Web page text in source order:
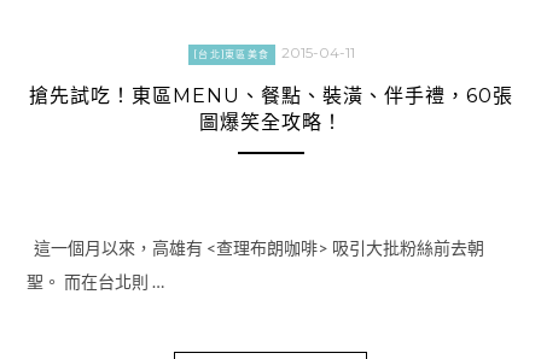
[台北]東區美食 2015-04-11
搶先試吃！東區MENU、餐點、裝潢、伴手禮，60張
圖爆笑全攻略！
這一個月以來，高雄有 <查理布朗咖啡> 吸引大批粉絲前去朝
聖。 而在台北則 …